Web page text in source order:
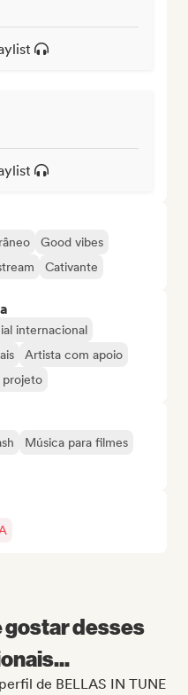
Good vibes
Cativante
internacional
Artista com apoio
projeto
Música para filmes
gostar desses
de BELLAS IN TUNE